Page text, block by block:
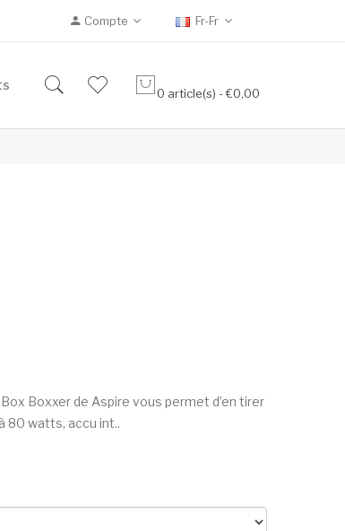
Compte Fr-Fr
0 article(s) - €0,00
Boxxer de Aspire vous permet d’en tirer
80 watts, accu int..